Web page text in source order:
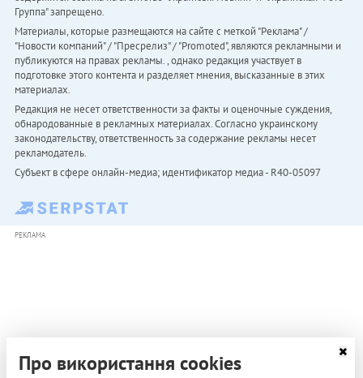
Группа" запрещено.
Материалы, которые размещаются на сайте с меткой "Реклама" /
"Новости компаний" / "Пресрелиз" / "Promoted", являются рекламными и
публикуются на правах рекламы. , однако редакция участвует в
подготовке этого контента и разделяет мнения, высказанные в этих
материалах.
Редакция не несет ответственности за факты и оценочные суждения,
обнародованные в рекламных материалах. Согласно украинскому
законодательству, ответственность за содержание рекламы несет
рекламодатель.
Субъект в сфере онлайн-медиа; идентификатор медиа - R40-05097
РЕКЛАМА
Про використання cookies